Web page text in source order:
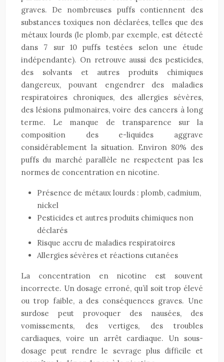
graves. De nombreuses puffs contiennent des
substances toxiques non déclarées, telles que des
métaux lourds (le plomb, par exemple, est détecté
dans 7 sur 10 puffs testées selon une étude
indépendante). On retrouve aussi des pesticides,
des solvants et autres produits chimiques
dangereux, pouvant engendrer des maladies
respiratoires chroniques, des allergies sévères,
des lésions pulmonaires, voire des cancers à long
terme. Le manque de transparence sur la
composition des e-liquides aggrave
considérablement la situation. Environ 80% des
puffs du marché parallèle ne respectent pas les
normes de concentration en nicotine.
Présence de métaux lourds : plomb, cadmium,
nickel
Pesticides et autres produits chimiques non
déclarés
Risque accru de maladies respiratoires
Allergies sévères et réactions cutanées
La concentration en nicotine est souvent
incorrecte. Un dosage erroné, qu’il soit trop élevé
ou trop faible, a des conséquences graves. Une
surdose peut provoquer des nausées, des
vomissements, des vertiges, des troubles
cardiaques, voire un arrêt cardiaque. Un sous-
dosage peut rendre le sevrage plus difficile et